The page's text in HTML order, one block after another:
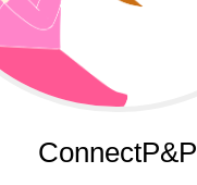
ConnectP&P